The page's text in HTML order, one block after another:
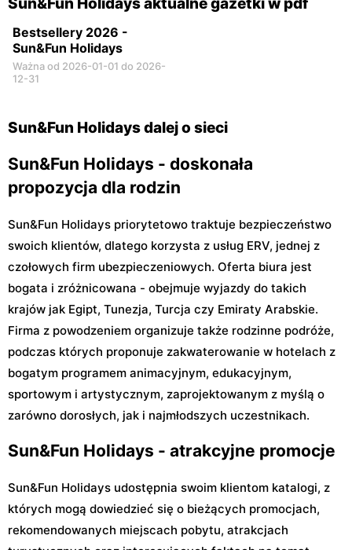
Sun&Fun Holidays aktualne gazetki w pdf
Bestsellery 2026 -
Sun&Fun Holidays
Ważna od 2026-01-01 do 2026-
12-31
Sun&Fun Holidays dalej o sieci
Sun&Fun Holidays - doskonała
propozycja dla rodzin
Sun&Fun Holidays priorytetowo traktuje bezpieczeństwo
swoich klientów, dlatego korzysta z usług ERV, jednej z
czołowych firm ubezpieczeniowych. Oferta biura jest
bogata i zróżnicowana - obejmuje wyjazdy do takich
krajów jak Egipt, Tunezja, Turcja czy Emiraty Arabskie.
Firma z powodzeniem organizuje także rodzinne podróże,
podczas których proponuje zakwaterowanie w hotelach z
bogatym programem animacyjnym, edukacyjnym,
sportowym i artystycznym, zaprojektowanym z myślą o
zarówno dorosłych, jak i najmłodszych uczestnikach.
Sun&Fun Holidays - atrakcyjne promocje
Sun&Fun Holidays udostępnia swoim klientom katalogi, z
których mogą dowiedzieć się o bieżących promocjach,
rekomendowanych miejscach pobytu, atrakcjach